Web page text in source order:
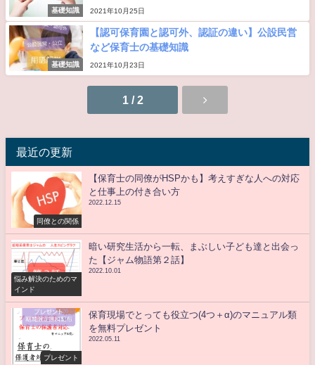
基礎知識 2021年10月25日
基礎知識
【認可保育園と認可外、認証の違い】公設民営
など保育士の基礎知識
2021年10月23日
1 / 2
最近の更新
同僚との関係
【保育士の同僚がHSPかも】考えすぎな人への対応
と仕事上の付き合い方
2022.12.15
悩み解決のためのマ
インド
暗い研究生活から一転、まぶしい子ども達と出会っ
た【ジャム物語第２話】
2022.10.01
プレゼント
保育現場でとっても役立つ(4つ＋α)のマニュアル類
を無料プレゼント
2022.05.11